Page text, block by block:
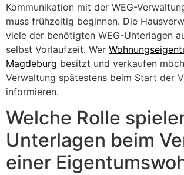
Kommunikation mit der WEG-
muss frühzeitig beginnen. Die
viele der benötigten WEG-Unterlagen
selbst Vorlaufzeit. Wer
Magdeburg besitzt und verkaufen
Verwaltung spätestens beim Start der
informieren.
Welche Rolle
Unterlagen beim
einer